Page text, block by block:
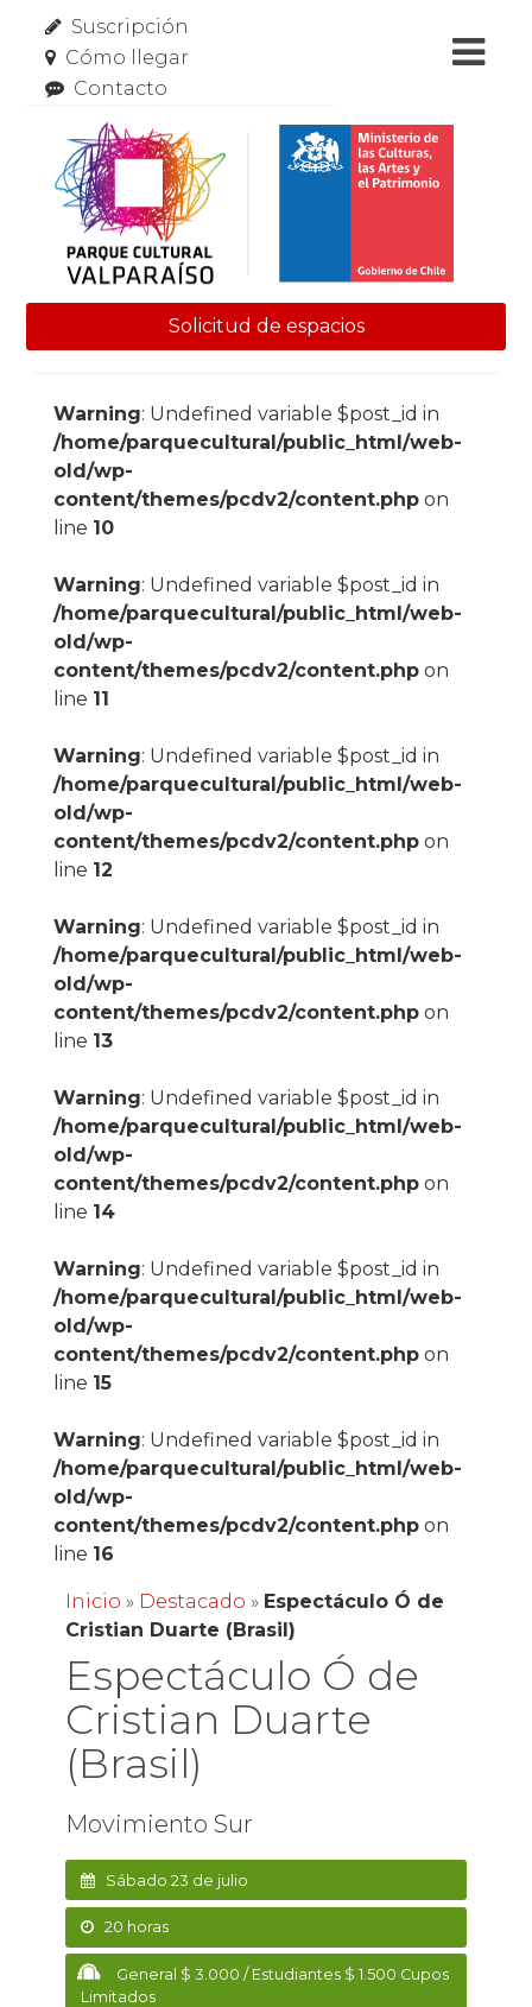
Suscripción
Cómo llegar
Contacto
Solicitud de espacios
Warning: Undefined variable $post_id in
/home/parquecultural/public_html/web-
old/wp-
content/themes/pcdv2/content.phpon
line 10
Warning: Undefined variable $post_id in
/home/parquecultural/public_html/web-
old/wp-
content/themes/pcdv2/content.phpon
line 11
Warning: Undefined variable $post_id in
/home/parquecultural/public_html/web-
old/wp-
content/themes/pcdv2/content.phpon
line 12
Warning: Undefined variable $post_id in
/home/parquecultural/public_html/web-
old/wp-
content/themes/pcdv2/content.phpon
line 13
Warning: Undefined variable $post_id in
/home/parquecultural/public_html/web-
old/wp-
content/themes/pcdv2/content.phpon
line 14
Warning: Undefined variable $post_id in
/home/parquecultural/public_html/web-
old/wp-
content/themes/pcdv2/content.phpon
line 15
Warning: Undefined variable $post_id in
/home/parquecultural/public_html/web-
old/wp-
content/themes/pcdv2/content.phpon
line 16
Inicio » Destacado » Espectáculo Ó de
Cristian Duarte (Brasil)
Espectáculo Ó de
Cristian Duarte
(Brasil)
Movimiento Sur
Sábado 23 de julio
20 horas
General $ 3.000 / Estudiantes $ 1.500 Cupos
Limitados